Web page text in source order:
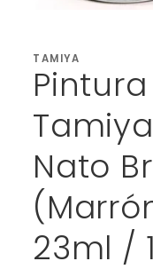
1
una
ventana
TAMIYA
Nato
23ml /